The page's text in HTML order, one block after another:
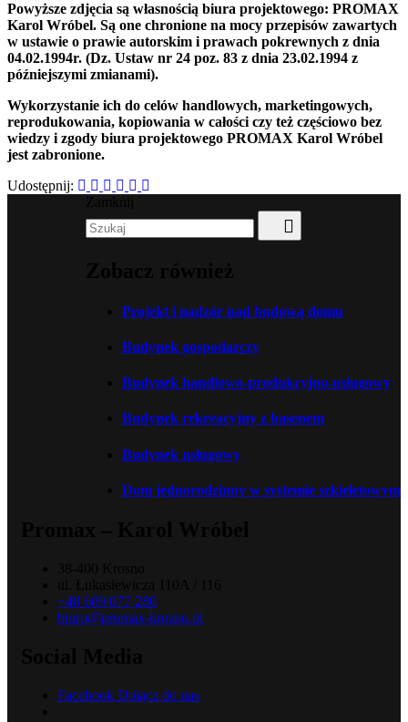
Powyższe zdjęcia są własnością biura projektowego: PROMAX
Karol Wróbel. Są one chronione na mocy przepisów zawartych
w ustawie o prawie autorskim i prawach pokrewnych z dnia
04.02.1994r. (Dz. Ustaw nr 24 poz. 83 z dnia 23.02.1994 z
późniejszymi zmianami).
Wykorzystanie ich do celów handlowych, marketingowych,
reprodukowania, kopiowania w całości czy też częściowo bez
wiedzy i zgody biura projektowego PROMAX Karol Wróbel
jest zabronione.
Udostępnij:
Projekt i nadzór nad budową domu
Budynek gospodarczy
Budynek handlowo-produkcyjno-usługowy
Budynek rekreacyjny z basenem
Budynek usługowy
Dom jednorodzinny w systemie szkieletowym
+48 609 077 280
biuro@promax-krosno.pl
Facebook Dołącz do nas